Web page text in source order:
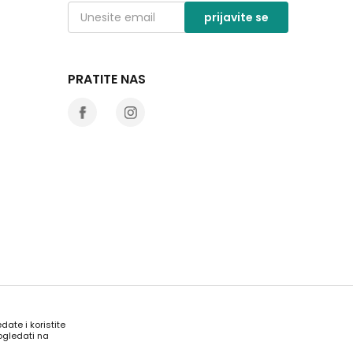
prijavite se
PRATITE NAS
i koristite
na